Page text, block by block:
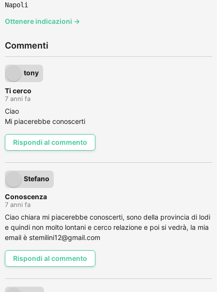
Napoli
Ottenere indicazioni →
Commenti
tony
Ti cerco
7 anni fa
Ciao
Mi piacerebbe conoscerti
Rispondi al commento
Stefano
Conoscenza
7 anni fa
Ciao chiara mi piacerebbe conoscerti, sono della provincia di lodi
e quindi non molto lontani e cerco relazione e poi si vedrà, la mia
email è stemilini12@gmail.com
Rispondi al commento